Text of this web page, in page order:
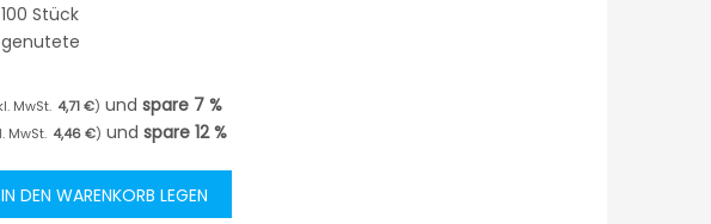
100 Stück
genutete
4,71 € undspare 7 %
4,46 € undspare12%
IN DEN WARENKORB LEGEN